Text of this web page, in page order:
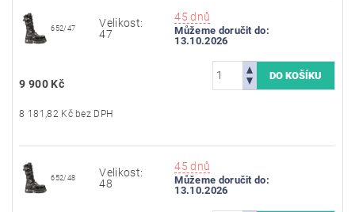
652/47
Velikost:
47
45 dnů
Můžeme doručit do:
13.10.2026
9 900 Kč
8 181,82 Kč bez DPH
652/48
Velikost:
48
45 dnů
Můžeme doručit do:
13.10.2026